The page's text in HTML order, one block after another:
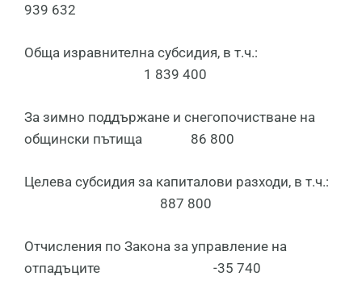
939 632
Обща изравнителна субсидия, в т.ч.:
1 839 400
За зимно поддържане и снегопочистване на
общински пътища 86 800
Целева субсидия за капиталови разходи, в т.ч.:
887 800
Отчисления по Закона за управление на
отпадъците -35 740